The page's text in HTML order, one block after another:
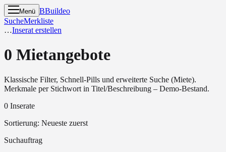
Menü BBuildeo
SucheMerkliste
…Inserat erstellen
0 Mietangebote
Klassische Filter, Schnell-Pills und erweiterte Suche (Miete).
Merkmale per Stichwort in Titel/Beschreibung – Demo-Bestand.
0 Inserate
Sortierung: Neueste zuerst
Suchauftrag